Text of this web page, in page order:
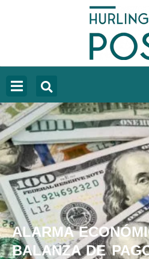
ALARMA
BALANZA DE